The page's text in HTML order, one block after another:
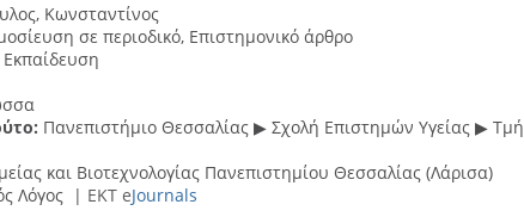
Κωνσταντίνος
σε περιοδικό, Επιστημονικό άρθρο
Εκπαίδευση
Πανεπιστήμιο Θεσσαλίας ▶ Σχολή Επιστημών Υγείας ▶
και Βιοτεχνολογίας Πανεπιστημίου Θεσσαλίας (Λάρισα)
Λόγος | ΕΚΤ eJournals